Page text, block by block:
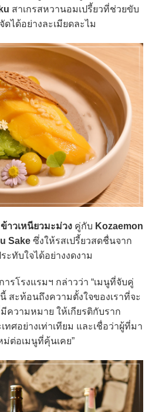
สาเกรสหวานอมเปรี้ยวที่ช่วยขับ
ได้อย่างละเมียดละไม
ข้าวเหนียวมะม่วง คู่กับ Kozaemon
Sake ซึ่งให้รสเปรี้ยวสดชื่นจาก
ะทับใจได้อย่างงดงาม
รงแรมฯ กล่าวว่า “เมนูที่จับคู่
สะท้อนถึงความตั้งใจของเราที่จะ
วามหมาย ให้เกียรติกับราก
ศอย่างเท่าเทียม และเชื่อว่าผู้ที่มา
ต่อเมนูที่คุ้นเคย”